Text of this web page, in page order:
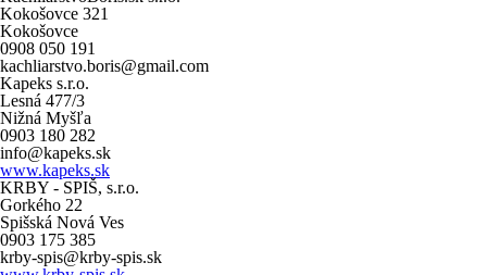
Kokošovce 321
Kokošovce
0908 050 191
kachliarstvo.boris@gmail.com
Kapeks s.r.o.
Lesná 477/3
Nižná Myšľa
0903 180 282
info@kapeks.sk
www.kapeks.sk
KRBY - SPIŠ, s.r.o.
Gorkého 22
Spišská Nová Ves
0903 175 385
krby-spis@krby-spis.sk